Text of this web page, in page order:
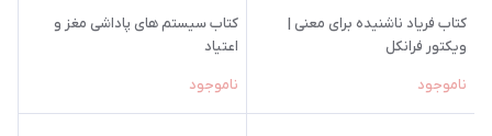
کتاب فریاد ناشنیده برای معنی |
ویکتور فرانکل
ناموجود
کتاب سیستم های پاداشی مغز و
اعتیاد
ناموجود